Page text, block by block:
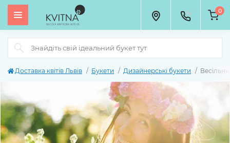
0
Доставка квітів Львів Букети Дизайнерські букети